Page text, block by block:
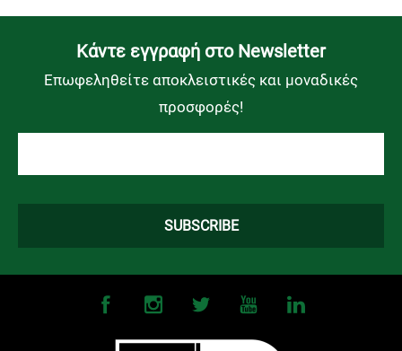
Kάντε εγγραφή στο Newsletter
Επωφεληθείτε αποκλειστικές και μοναδικές
προσφορές!